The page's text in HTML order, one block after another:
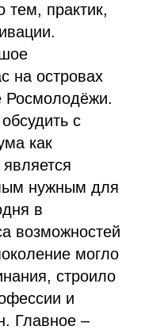
тем, практик,
на островах
Росмолодёжи.
с
как
нужным для
в
возможностей
могло
строило
и
Главное –